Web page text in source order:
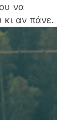
να
κι αν πάνε.